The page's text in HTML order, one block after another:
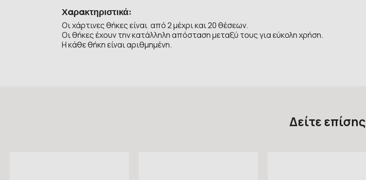
Χαρακτηριστικά:
Οι χάρτινες θήκες είναι από 2 μέχρι και 20 θέσεων.
Οι θήκες έχουν την κατάλληλη απόσταση μεταξύ τους για εύκολη χρήση.
Η κάθε θήκη είναι αριθμημένη.
Δείτε επίσης